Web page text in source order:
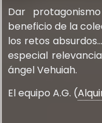
Dar
beneficio de la
los retos
especial
ángel Vehuiah.
El equipo A.G. (